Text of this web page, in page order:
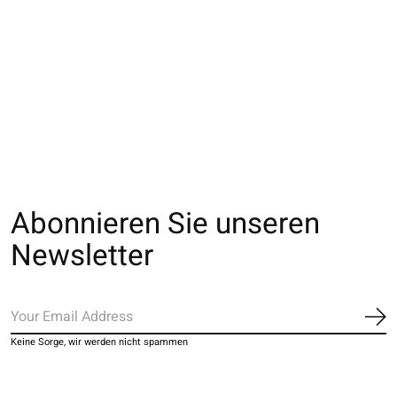
Abonnieren Sie unseren
Newsletter
Keine Sorge, wir werden nicht spammen